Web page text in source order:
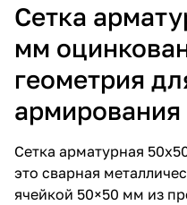
Сетка
мм
геометрия
армирования
Сетка арматурная
это сварная
ячейкой 50×50 мм из